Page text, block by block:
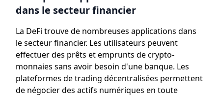
dans le secteur financier
La DeFi trouve de nombreuses applications dans
le secteur financier. Les utilisateurs peuvent
effectuer des prêts et emprunts de crypto-
monnaies sans avoir besoin d'une banque. Les
plateformes de trading décentralisées permettent
de négocier des actifs numériques en toute